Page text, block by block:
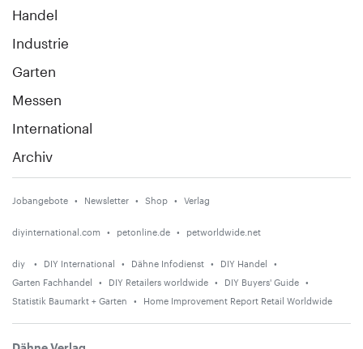
Handel
Industrie
Garten
Messen
International
Archiv
Jobangebote Newsletter Shop Verlag
diyinternational.com petonline.de petworldwide.net
diy DIY International Dähne Infodienst
DIY Handel
Garten Fachhandel
DIY Retailers worldwide
DIY Buyers' Guide
Statistik Baumarkt + Garten
Home Improvement Report Retail Worldwide